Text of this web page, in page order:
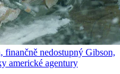
nedostupný Gibson,
americké agentury